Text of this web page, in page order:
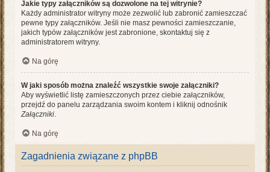
Jakie typy załączników są dozwolone na tej witrynie?
Każdy administrator witryny może zezwolić lub zabronić zamieszczać
pewne typy załączników. Jeśli nie masz pewności zamieszczanie,
jakich typów załączników jest zabronione, skontaktuj się z
administratorem witryny.
Na górę
W jaki sposób można znaleźć wszystkie swoje załączniki?
Aby wyświetlić listę zamieszczonych przez ciebie załączników,
przejdź do panelu zarządzania swoim kontem i kliknij odnośnik
Załączniki.
Na górę
Zagadnienia związane z phpBB